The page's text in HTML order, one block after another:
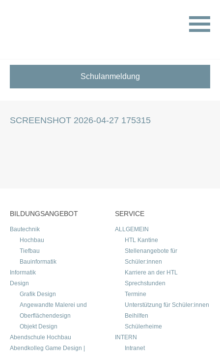
Schulanmeldung
SCREENSHOT 2026-04-27 175315
BILDUNGSANGEBOT
Bautechnik
Hochbau
Tiefbau
Bauinformatik
Informatik
Design
Grafik Design
Angewandte Malerei und
Oberflächendesign
Objekt Design
Abendschule Hochbau
Abendkolleg Game Design |
SERVICE
ALLGEMEIN
HTL Kantine
Stellenangebote für
Schüler:innen
Karriere an der HTL
Sprechstunden
Termine
Unterstützung für Schüler:innen
Beihilfen
Schülerheime
INTERN
Intranet